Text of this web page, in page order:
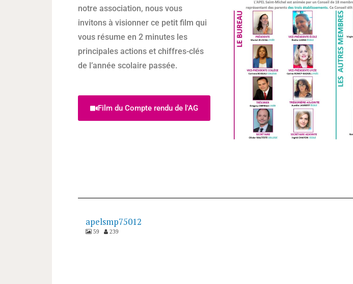
notre association, nous vous
invitons à visionner ce petit film qui
vous résume en 2 minutes les
principales actions et chiffres-clés
de l’année scolaire passée.
Film du Compte rendu de l'AG
apelsmp75012
59 239